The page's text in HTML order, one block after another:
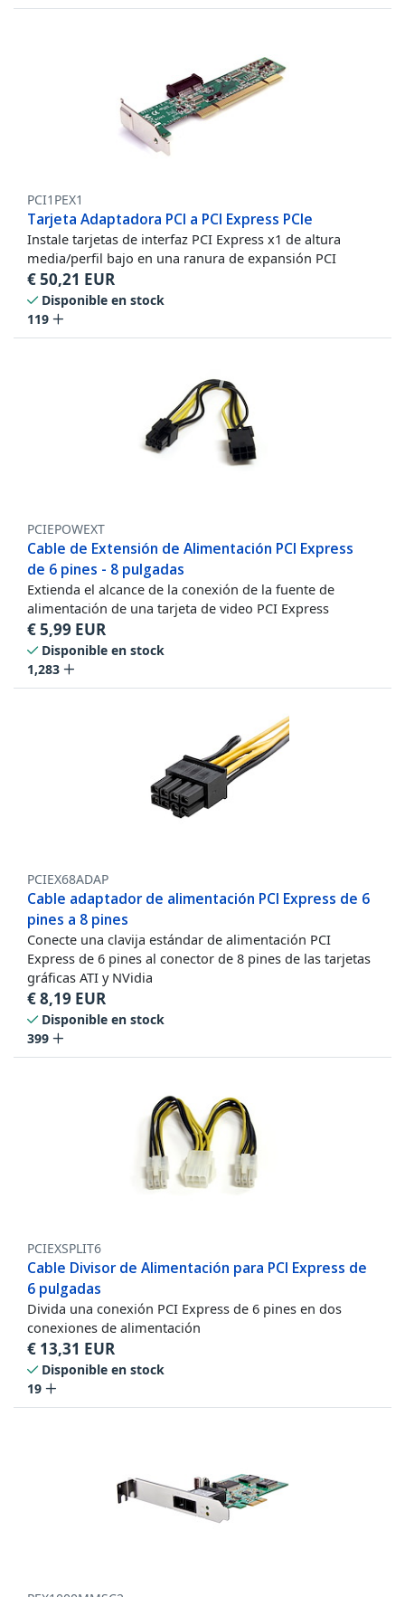
PCI1PEX1
Tarjeta Adaptadora PCI a PCI Express PCIe
Instale tarjetas de interfaz PCI Express x1 de altura
media/perfil bajo en una ranura de expansión PCI
€50,21 EUR
Disponible en stock
119
PCIEPOWEXT
Cable de Extensión de Alimentación PCI Express
de 6 pines - 8 pulgadas
Extienda el alcance de la conexión de la fuente de
alimentación de una tarjeta de video PCI Express
€5,99 EUR
Disponible en stock
1,283
PCIEX68ADAP
Cable adaptador de alimentación PCI Express de 6
pines a 8 pines
Conecte una clavija estándar de alimentación PCI
Express de 6 pines al conector de 8 pines de las tarjetas
gráficas ATI y NVidia
€8,19 EUR
Disponible en stock
399
PCIEXSPLIT6
Cable Divisor de Alimentación para PCI Express de
6 pulgadas
Divida una conexión PCI Express de 6 pines en dos
conexiones de alimentación
€ 13,31 EUR
Disponible en stock
19